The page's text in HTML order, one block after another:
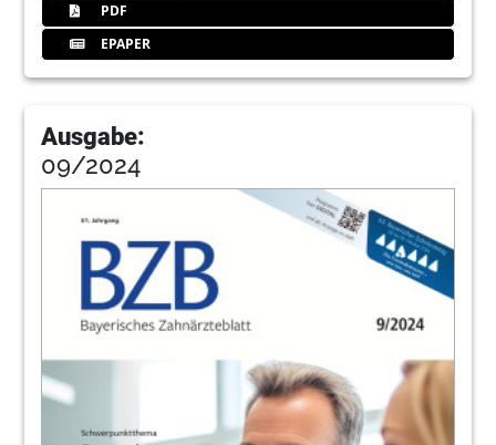
PDF
EPAPER
Ausgabe:
09/2024